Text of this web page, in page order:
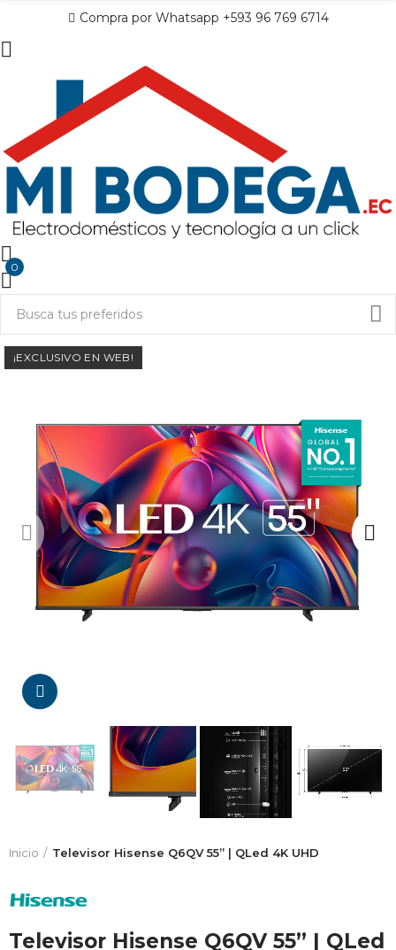
Compra por Whatsapp +593 96 769 6714
0
¡EXCLUSIVO EN WEB!
Inicio Televisor Hisense Q6QV 55” | QLed 4K UHD
Televisor Hisense Q6QV 55” | QLed